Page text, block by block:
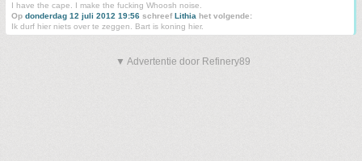
I have the cape. I make the fucking Whoosh noise.
Op donderdag 12 juli 2012 19:56 schreefLithia het volgende:
Ik durf hier niets over te zeggen. Bart is koning hier.
▼ Advertentie door Refinery89